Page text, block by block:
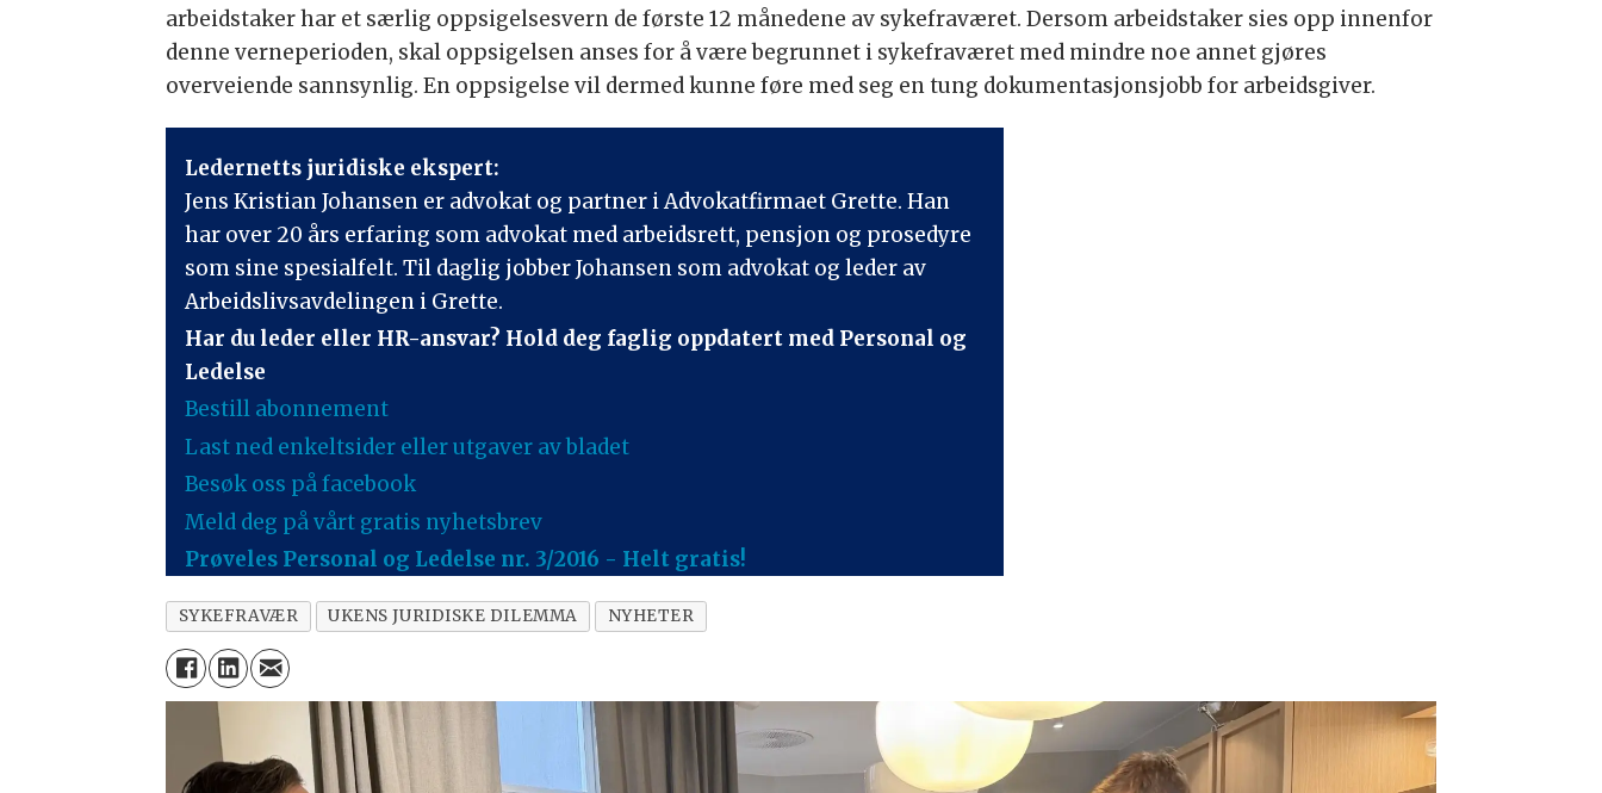
arbeidstaker har et særlig oppsigelsesvern de første 12 månedene av sykefraværet. Dersom arbeidstaker sies opp innenfor
denne verneperioden, skal oppsigelsen anses for å være begrunnet i sykefraværet med mindre noe annet gjøres
overveiende sannsynlig. En oppsigelse vil dermed kunne føre med seg en tung dokumentasjonsjobb for arbeidsgiver.
Ledernetts juridiske ekspert:
Jens Kristian Johansen er advokat og partner i Advokatfirmaet Grette. Han
har over 20 års erfaring som advokat med arbeidsrett, pensjon og prosedyre
som sine spesialfelt. Til daglig jobber Johansen som advokat og leder av
Arbeidslivsavdelingen i Grette.
Har du leder eller HR-ansvar? Hold deg faglig oppdatert med Personal og
Ledelse
Bestill abonnement
Last ned enkeltsider eller utgaver av bladet
Besøk oss på facebook
Meld deg på vårt gratis nyhetsbrev
Prøveles Personal og Ledelse nr. 3/2016 - Helt gratis!
SYKEFRAVÆR UKENS JURIDISKE DILEMMA NYHETER